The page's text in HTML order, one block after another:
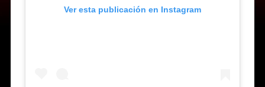
Ver esta publicación en Instagram